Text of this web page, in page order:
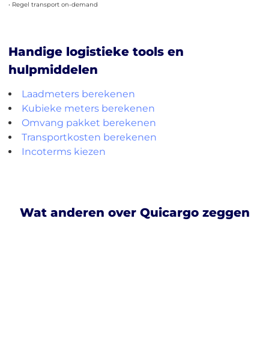
• Regel transport on-demand
Handige logistieke tools en
hulpmiddelen
Laadmeters berekenen
Kubieke meters berekenen
Omvang pakket berekenen
Transportkosten berekenen
Incoterms kiezen
Wat anderen over Quicargo zeggen